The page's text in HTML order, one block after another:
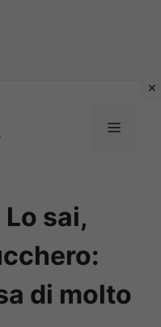
MENU
sai,
di molto